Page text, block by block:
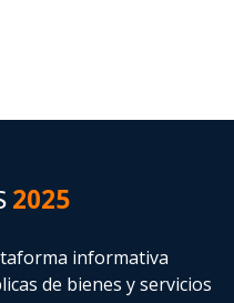
2025
informativa
de bienes y servicios